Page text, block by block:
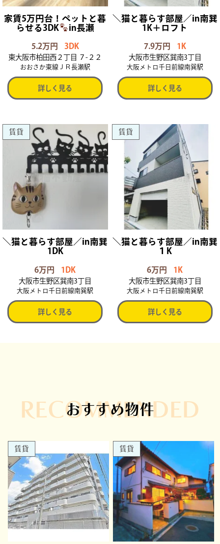
家賃5万円台！ペットと暮
らせる3DK
in長瀬
5.2万円 3DK
東大阪市柏田西２丁目 ７-２２
おおさか東線ＪＲ長瀬駅
詳しく見る
＼猫と暮らす部屋／in南巽
1K＋ロフト
7.9万円 1K
大阪市生野区巽南3丁目
大阪メトロ千日前線南巽駅
詳しく見る
賃貸
＼猫と暮らす部屋／in南巽
1DK
6万円 1DK
大阪市生野区巽南3丁目
大阪メトロ千日前線南巽駅
詳しく見る
賃貸
＼猫と暮らす部屋／in南巽
１K
6万円 1K
大阪市生野区巽南3丁目
大阪メトロ千日前線南巽駅
詳しく見る
RECOMMENDED
おすすめ物件
賃貸 賃貸